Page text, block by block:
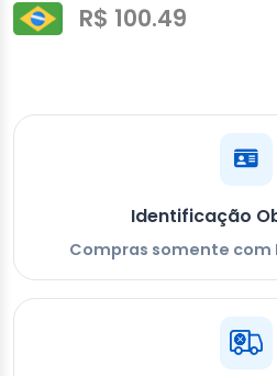
R$ 100.49
Identificação
Compras somente com